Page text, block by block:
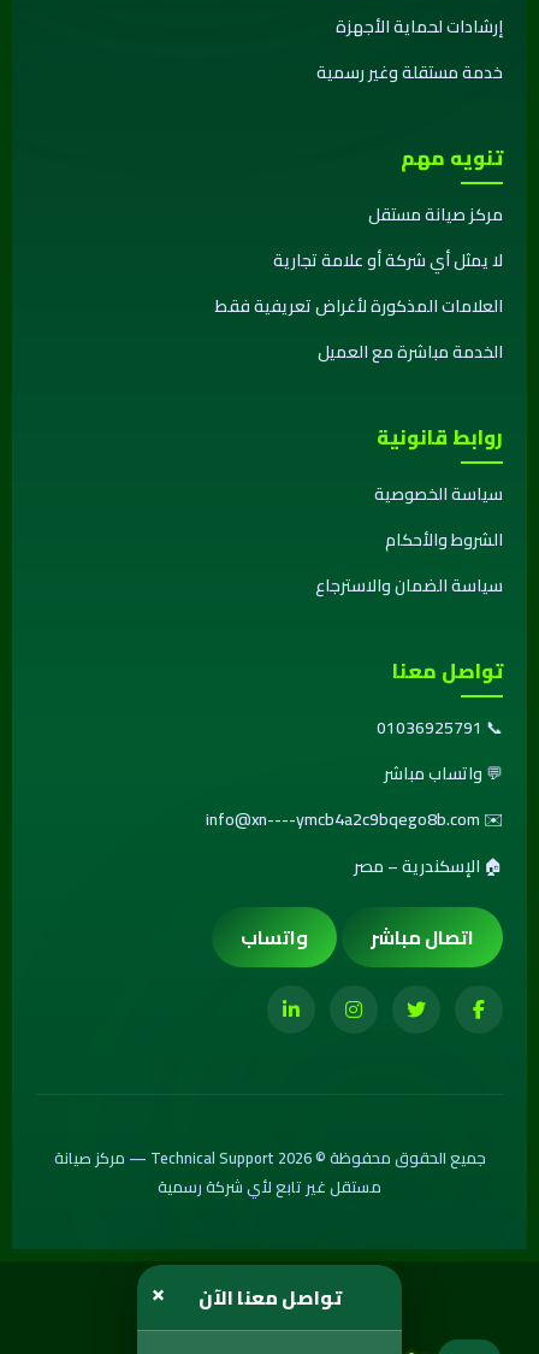
إرشادات لحماية الأجهزة
خدمة مستقلة وغير رسمية
تنويه مهم
مركز صيانة مستقل
لا يمثل أي شركة أو علامة تجارية
العلامات المذكورة لأغراض تعريفية فقط
الخدمة مباشرة مع العميل
روابط قانونية
سياسة الخصوصية
الشروط والأحكام
سياسة الضمان والاسترجاع
تواصل معنا
📞
01036925791
💬واتساب مباشر
✉️
info@xn----ymcb4a2c9bqego8b.com
🏠 الإسكندرية – مصر
اتصال مباشر واتساب
جميع الحقوق محفوظة © 2026 Technical Support — مركز صيانة
مستقل غير تابع لأي شركة رسمية
تواصل معنا الآن ×